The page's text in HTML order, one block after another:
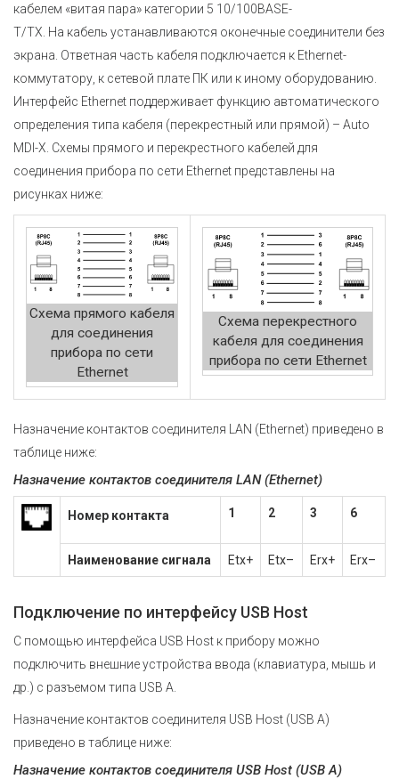
кабелем «витая пара» категории 5 10/100BASE-
T/TX. На кабель устанавливаются оконечные соединители без
экрана. Ответная часть кабеля подключается к Ethernet-
коммутатору, к сетевой плате ПК или к иному оборудованию.
Интерфейс Ethernet поддерживает функцию автоматического
определения типа кабеля (перекрестный или прямой) – Auto
MDI-X. Схемы прямого и перекрестного кабелей для
соединения прибора по сети Ethernet представлены на
рисунках ниже:
Схема прямого кабеля
для соединения
прибора по сети
Ethernet
Схема перекрестного
кабеля для соединения
прибора по сети Ethernet
Назначение контактов соединителя LAN (Ethernet) приведено в
таблице ниже:
Назначение контактов соединителя LAN (Ethernet)
Номер контакта 1 2 3 6
Наименование сигнала Etx+ Etx– Erx+ Erx–
Подключение по интерфейсу USB Host
С помощью интерфейса USB Host к прибору можно
подключить внешние устройства ввода (клавиатура, мышь и
др.) с разъемом типа USB A.
Назначение контактов соединителя USB Host (USB A)
приведено в таблице ниже:
Назначение контактов соединителя USB Host (USB A)